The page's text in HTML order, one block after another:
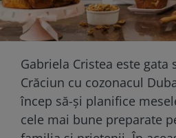
Gabriela Cristea este gata
Crăciun cu cozonacul
încep să-și planifice
cele mai bune preparate